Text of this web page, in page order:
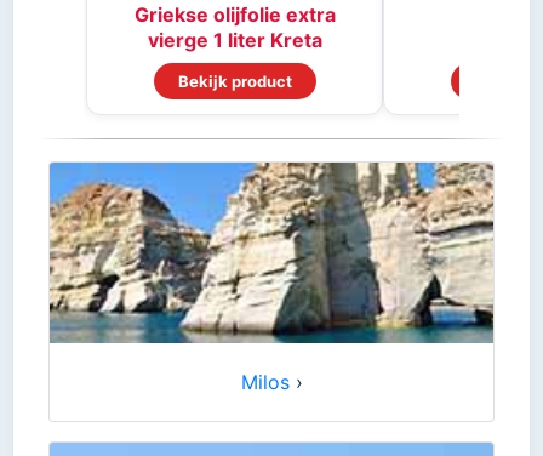
Griekse olijfolie extra
vierge 1 liter Kreta
Bekijk product
Milos›